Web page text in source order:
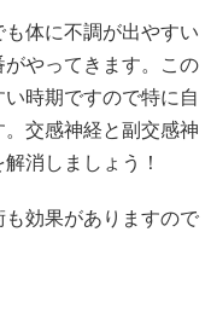
体に不調が出やすい
やってきます。この
時期ですので特に自
交感神経と副交感神
消しましょう！
効果がありますので